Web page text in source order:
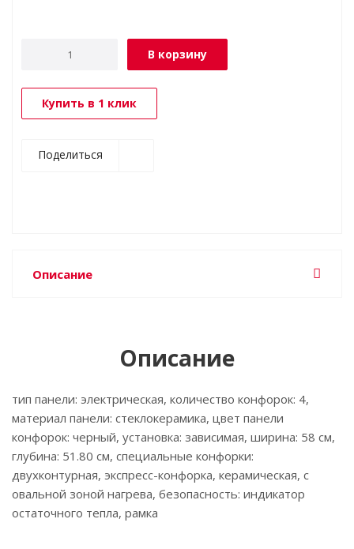
В корзину
Купить в 1 клик
Поделиться
Описание
Описание
тип панели: электрическая, количество конфорок: 4,
материал панели: стеклокерамика, цвет панели
конфорок: черный, установка: зависимая, ширина: 58 см,
глубина: 51.80 см, специальные конфорки:
двухконтурная, экспресс-конфорка, керамическая, с
овальной зоной нагрева, безопасность: индикатор
остаточного тепла, рамка